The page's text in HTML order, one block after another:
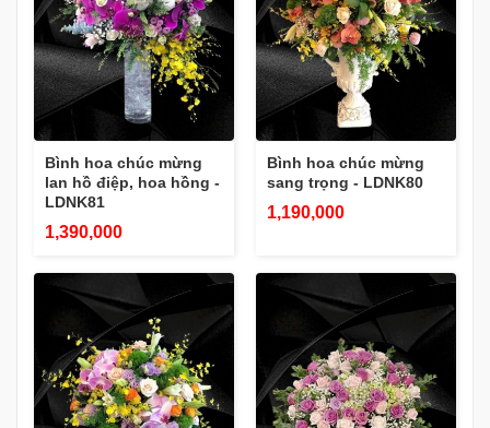
Bình hoa chúc mừng
lan hồ điệp, hoa hồng -
LDNK81
1,390,000
Bình hoa chúc mừng
sang trọng - LDNK80
1,190,000